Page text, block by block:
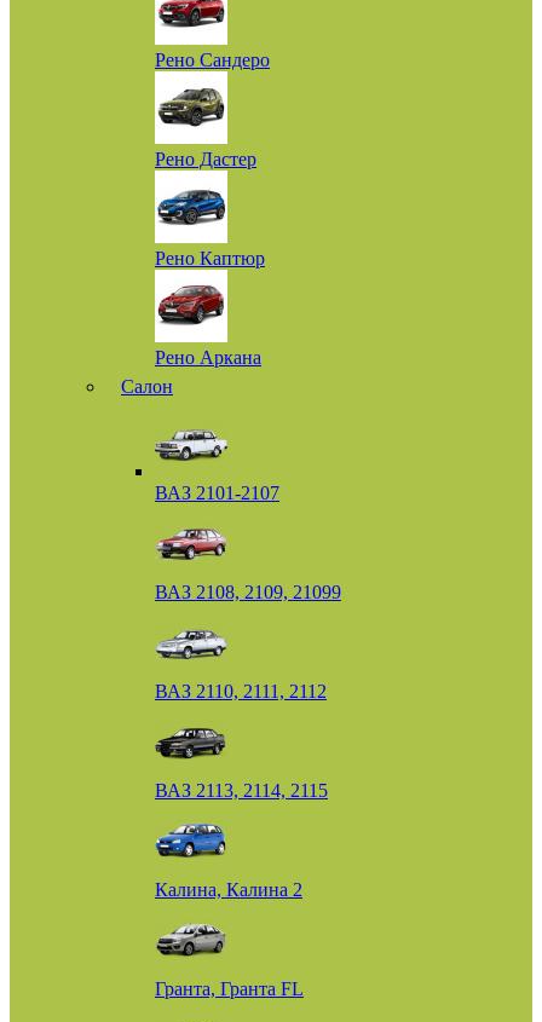
Рено Сандеро
Рено Дастер
Рено Каптюр
Рено Аркана
Салон
ВАЗ 2101-2107
ВАЗ 2108, 2109, 21099
ВАЗ 2110, 2111, 2112
ВАЗ 2113, 2114, 2115
Калина, Калина 2
Гранта, Гранта FL